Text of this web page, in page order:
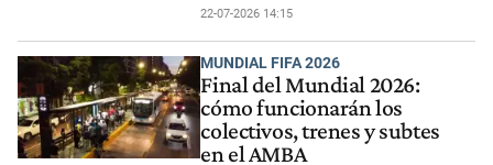
22-07-2026 14:15
MUNDIAL FIFA 2026
Final del Mundial 2026:
cómo funcionarán los
colectivos, trenes y subtes
en el AMBA